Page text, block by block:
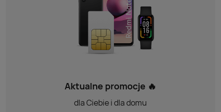
Aktualne promocje 🔥
dla Ciebie i dla domu